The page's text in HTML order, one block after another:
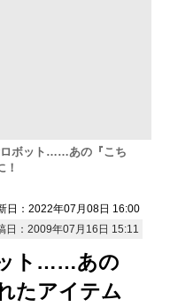
ボット……あの『こち
日：2022年07月08日 16:00
日：2009年07月16日 15:11
ト……あの
たアイテム